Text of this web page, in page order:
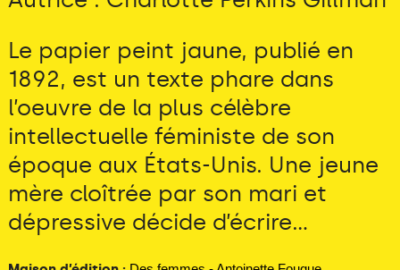
Le papier peint jaune, publié en
1892, est un texte phare dans
l’oeuvre de la plus célèbre
intellectuelle féministe de son
époque aux États-Unis. Une jeune
mère cloîtrée par son mari et
dépressive décide d’écrire...